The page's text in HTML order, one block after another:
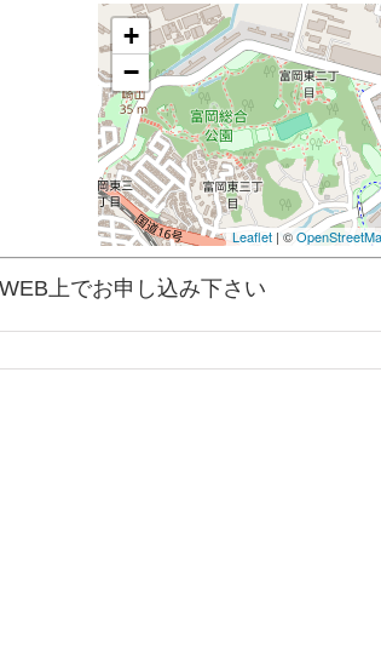
+
−
Leaflet | ©
上でお申し込み下さい